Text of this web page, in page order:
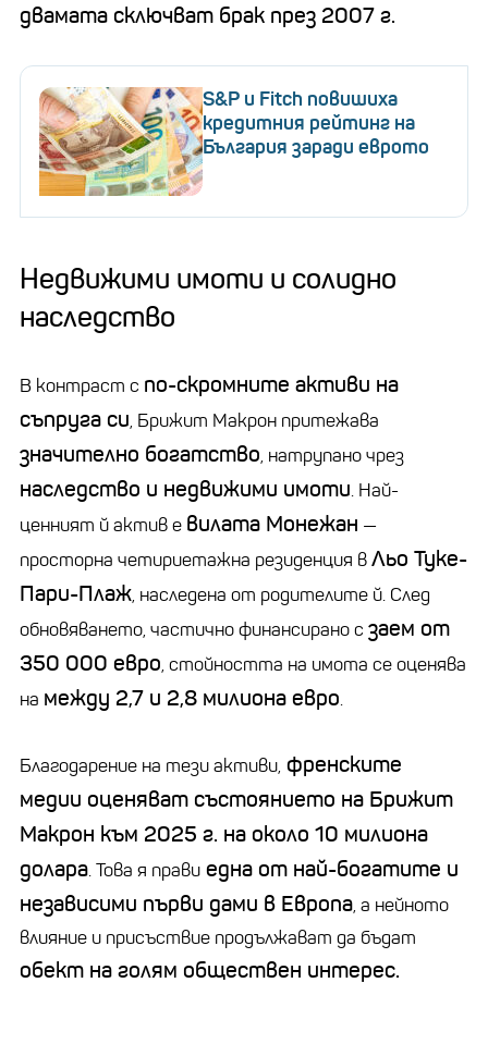
двамата сключват брак през 2007 г.
S&P и Fitch повишиха
кредитния рейтинг на
България заради еврото
Недвижими имоти и солидно
наследство
В контраст с по-скромните активи на
съпруга си, Брижит Макрон притежава
значително богатство, натрупано чрез
наследство и недвижими имоти. Най-
ценният й актив е вилата Монежан —
просторна четириетажна резиденция вЛьо Туке-
Пари-Плаж, наследена от родителите й. След
обновяването, частично финансирано с заем от
350 000 евро, стойността на имота се оценява
на между 2,7 и 2,8 милиона евро.
Благодарение на тези активи, френските
медии оценяват състоянието на Брижит
Макрон към 2025 г. на около 10 милиона
долара. Това я прави една от най-богатите и
независими първи дами в Европа, а нейното
влияние и присъствие продължават да бъдат
обект на голям обществен интерес.